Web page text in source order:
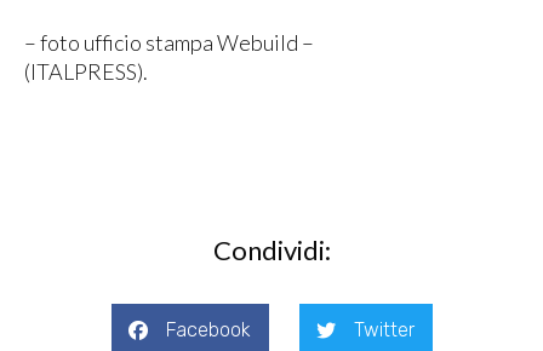
– foto ufficio stampa Webuild –
(ITALPRESS).
Condividi:
Facebook Twitter